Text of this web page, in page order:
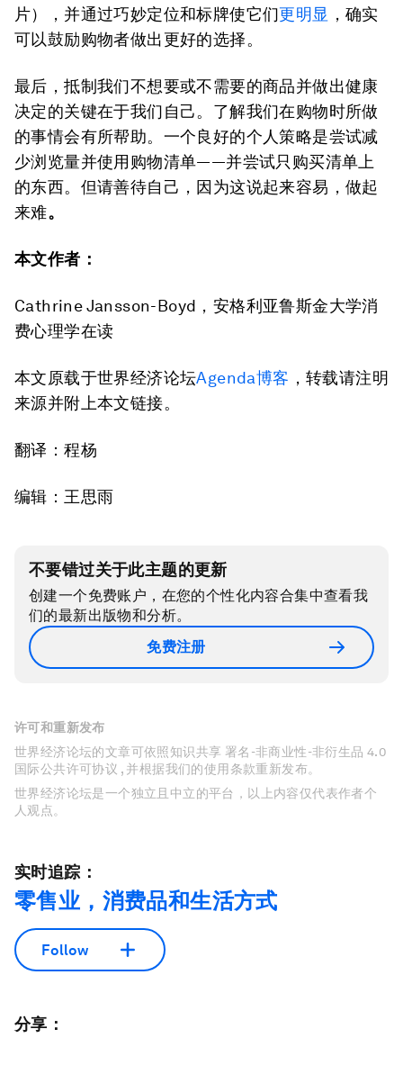
片），并通过巧妙定位和标牌使它们更明显 ，确实
可以鼓励购物者做出更好的选择。
最后，抵制我们不想要或不需要的商品并做出健康
决定的关键在于我们自己。了解我们在购物时所做
的事情会有所帮助。一个良好的个人策略是尝试减
少浏览量并使用购物清单——并尝试只购买清单上
的东西。但请善待自己，因为这说起来容易，做起
来难。
本文作者：
Cathrine Jansson-Boyd，安格利亚鲁斯金大学消
费心理学在读
本文原载于世界经济论坛Agenda博客 ，转载请注明
来源并附上本文链接。
翻译：程杨
编辑：王思雨
不要错过关于此主题的更新
创建一个免费账户，在您的个性化内容合集中查看我
们的最新出版物和分析。
免费注册
许可和重新发布
世界经济论坛的文章可依照知识共享 署名-非商业性-非衍生品 4.0
国际公共许可协议 , 并根据我们的使用条款重新发布。
世界经济论坛是一个独立且中立的平台，以上内容仅代表作者个
人观点。
实时追踪：
零售业，消费品和生活方式
Follow
分享：